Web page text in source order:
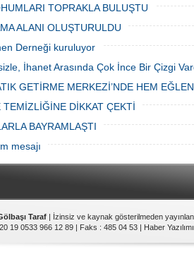
TOPRAKLA BULUŞTU
ALANI OLUŞTURULDU
Derneği kuruluyor
İhanet Arasında Çok İnce Bir Çizgi
GETİRME MERKEZİ’NDE HEM
DİKKAT ÇEKTİ
BAYRAMLAŞTI
mesajı
Taraf | İzinsiz ve kaynak gösterilmeden
19 0533 966 12 89 | Faks : 485 04 53 | Haber Yazılımı